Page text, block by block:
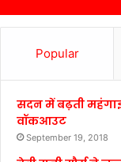
Popular
सदन में बढ़ती महंगाई
वॉकआउट
September 19, 2018